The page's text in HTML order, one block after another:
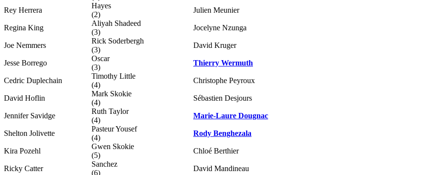
Rey Herrera
Hayes
(2)
Julien Meunier
Regina King
Aliyah Shadeed
(3)
Jocelyne Nzunga
Joe Nemmers
Rick Soderbergh
(3)
David Kruger
Jesse Borrego
Oscar
(3)
Thierry Wermuth
Cedric Duplechain
Timothy Little
(4)
Christophe Peyroux
David Hoflin
Mark Skokie
(4)
Sébastien Desjours
Jennifer Savidge
Ruth Taylor
(4)
Marie-Laure Dougnac
Shelton Jolivette
Pasteur Yousef
(4)
Rody Benghezala
Kira Pozehl
Gwen Skokie
(5)
Chloé Berthier
Ricky Catter
Sanchez
(6)
David Mandineau